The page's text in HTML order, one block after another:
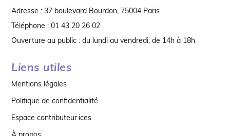
Adresse : 37 boulevard Bourdon, 75004 Paris
Téléphone : 01 43 20 26 02
Ouverture au public : du lundi au vendredi, de 14h à 18h
Liens utiles
Mentions légales
Politique de confidentialité
Espace contributeur·ices